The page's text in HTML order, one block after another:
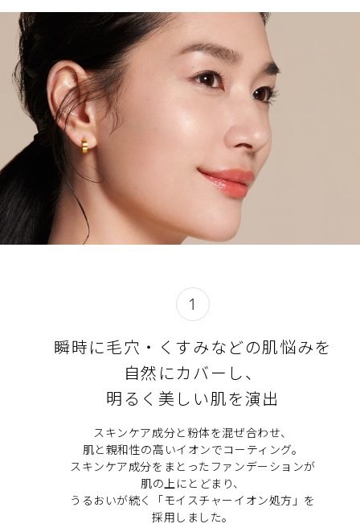
閉じる
独自のスキンケア成分を纏ったパウダーが均一に肌を包みこ
み、うるおいを与えます。
使うたびに、くすみが気にならないつややかな肌へ導きま
す。
本品は、ブルーライトカット効果によって肌を守ります。
知性を結集させた技術と成分
メイクアップとスキンケアが融合した独自技術、ライトエン
パワリングエンハンサーが光を操り、輝く仕上がりを高めま
す。
ライトエンパワリングトリートメントパウダー（肌荒れ防
止）配合。（硫酸Ba）
方が、美しい仕上がりとうるおいの両立を叶えます。
「肌の知性*」に着目した独自成分、スキンイルミネイター
ン、テアニン、トウキエキス、シソエキス、グリシン、グリ
セリン、ＰＥＧ／ＰＰＧ－１４／８ジメチルエーテル、トレ
ハロース、水添ポリデセン）
*「肌の知性」とは、すべての人が生まれながらにそなえている、生涯美
皮脂によるテカり・ヨレ・色くすみなどの化粧崩れを防ぎ、
美しい仕上がりを長時間持続させるラスティングコントロー
ル機能を採用。
使用上の注意
目に入らないよう注意し、入ったときはすぐに洗い流してく
ださい。
落下などの衝撃により、中味が割れることがありますのでご
注意ください。
透明フィルムは捨てないでください。
スポンジが汚れると、パウダーがつきにくくなったり、汚れ
などがファンデーションに付着し、表面が固くなることがあ
スポンジに力を入れ過ぎたり同じ場所を何度もこすったりす
ると、粉末同士がくっついて、粒やかたまりができることが
あります。やさしいタッチでファデーションをお取りくださ
スポンジが汚れたときは、中性洗剤をぬるま湯に薄くとかし
て軽く押し洗いをします。洗剤が残らないよう十分すすいだ
後、水気をきり、日かげでよく乾かしてからお使いくださ
乳幼児の手の届かないところに置いてください。
ご使用後は、必ずケースのふたをきちんと閉めてください。
携帯するときは、容器が完全に閉まっていることをご確認く
日のあたるところや高温・多湿のところに置かないでくださ
ル,トコフェロール,グリセリン,ＢＧ,ＢＨＴ,テアニン,フェノキ
シエタノール,クロルフェネシン,安息香酸Ｎａ,香料,マイカ,合成
金雲母,合成金雲母鉄,酸化鉄,硫酸Ｂａ
※商品の改良や表示方法の変更などにより、実際の成分と一部
異なる場合があります。実際の成分は商品の表示をご覧くださ
閉じる
1
瞬時に毛穴・くすみなどの肌悩みを
自然にカバーし、
明るく美しい肌を演出
スキンケア成分と粉体を混ぜ合わせ、
肌と親和性の高いイオンでコーティング。
スキンケア成分をまとったファンデーションが
肌の上にとどまり、
うるおいが続く「モイスチャーイオン処方」を
採用しました。